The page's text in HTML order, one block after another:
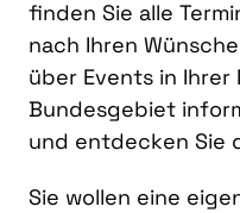
finden Sie alle
nach Ihren
über Events in Ihrer
Bundesgebiet
und entdecken Sie
Sie wollen eine